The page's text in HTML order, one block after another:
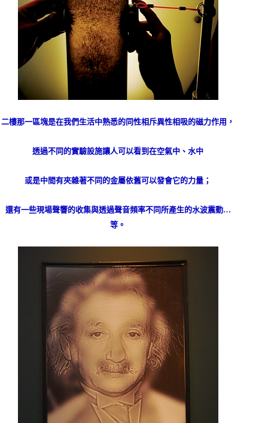
二樓那一區塊是在我們生活中熟悉的同性相斥異性相吸的磁力作用，
透過不同的實驗設施讓人可以看到在空氣中、水中
或是中間有夾雜著不同的金屬依舊可以發會它的力量；
還有一些現場聲響的收集與透過聲音頻率不同所產生的水波震動…
等。